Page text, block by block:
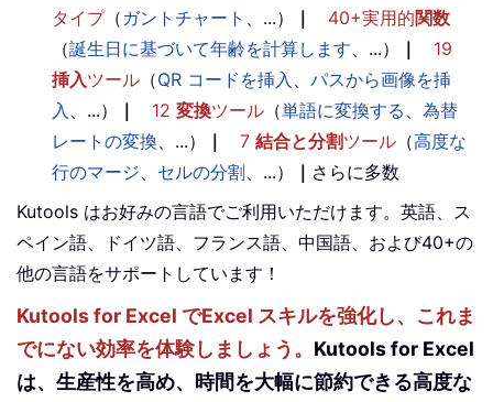
タイプ（ ガントチャート 、...） ｜ 40+実用的関数
（誕生日に基づいて年齢を計算します、...） ｜
19
挿入ツール （QR コードを挿入 、 パスから画像を挿
入 、...） ｜ 12 変換ツール （単語に変換する 、 為替
レートの変換、...） ｜ 7 結合と分割ツール （高度な
行のマージ、 セルの分割、...） ｜ さらに多数
Kutools はお好みの言語でご利用いただけます。英語、ス
ペイン語、ドイツ語、フランス語、中国語、および40+の
他の言語をサポートしています！
Kutools for Excel でExcel スキルを強化し、これま
でにない効率を体験しましょう。 Kutools for Excel
は、生産性を高め、時間を大幅に節約できる高度な